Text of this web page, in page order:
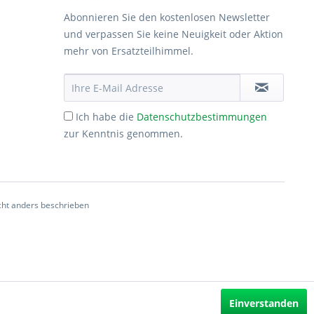
Abonnieren Sie den kostenlosen Newsletter
und verpassen Sie keine Neuigkeit oder Aktion
mehr von Ersatzteilhimmel.
Ich habe die Datenschutzbestimmungen
zur Kenntnis genommen.
anders beschrieben
Einverstanden